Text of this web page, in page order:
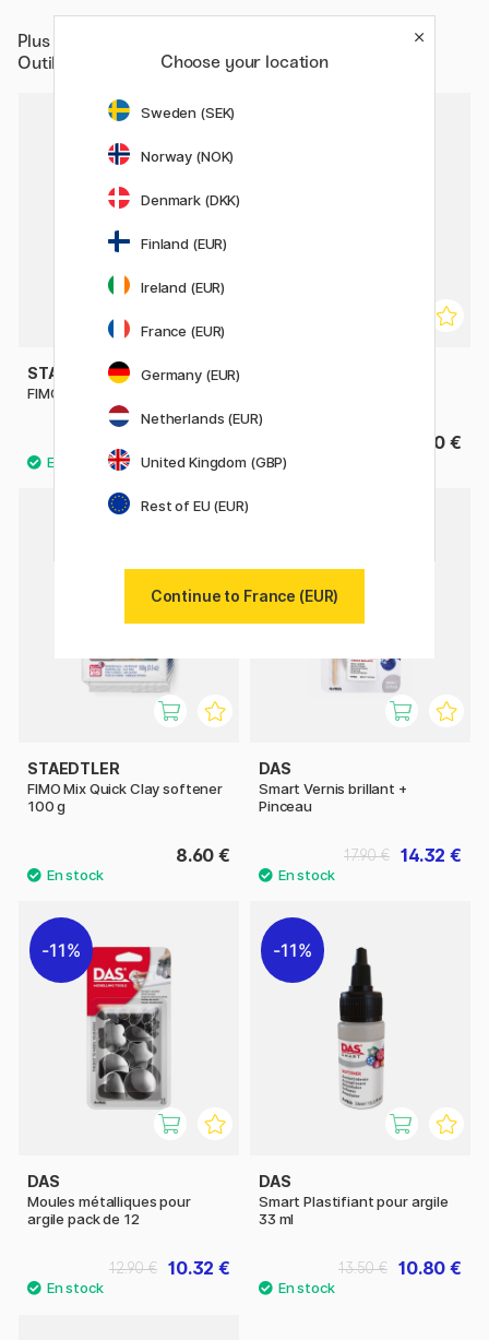
Plus de
Outils/accessoires pour l’argile
STAEDTLER
FIMO Liquid Gel 200 ml
13.90 €
STAEDTLER
FIMO Mix Quick Clay softener
100 g
8.60 €
DAS
Smart Vernis brillant +
Pinceau
14.32 €
17.90 €
11%
DAS
Moules métalliques pour
argile pack de 12
10.32 €
12.90 €
11%
DAS
Smart Plastifiant pour argile
33 ml
10.80 €
13.50 €
Choose your location
Sweden (SEK)
Norway (NOK)
Denmark (DKK)
Finland (EUR)
Ireland (EUR)
France (EUR)
Germany (EUR)
Netherlands (EUR)
United Kingdom (GBP)
Rest of EU (EUR)
Continue to France (EUR)